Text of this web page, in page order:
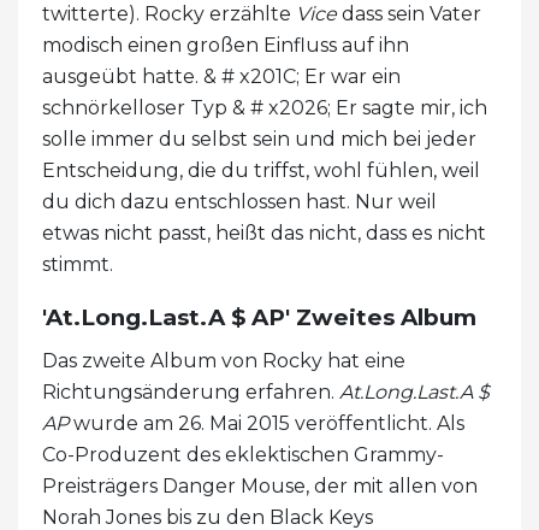
twitterte). Rocky erzählte Vicedass sein Vater
modisch einen großen Einfluss auf ihn
ausgeübt hatte. & # x201C; Er war ein
schnörkelloser Typ & # x2026; Er sagte mir, ich
solle immer du selbst sein und mich bei jeder
Entscheidung, die du triffst, wohl fühlen, weil
du dich dazu entschlossen hast. Nur weil
etwas nicht passt, heißt das nicht, dass es nicht
stimmt.
'At.Long.Last.A $ AP' Zweites Album
Das zweite Album von Rocky hat eine
Richtungsänderung erfahren. At.Long.Last.A $
APwurde am 26. Mai 2015 veröffentlicht. Als
Co-Produzent des eklektischen Grammy-
Preisträgers Danger Mouse, der mit allen von
Norah Jones bis zu den Black Keys